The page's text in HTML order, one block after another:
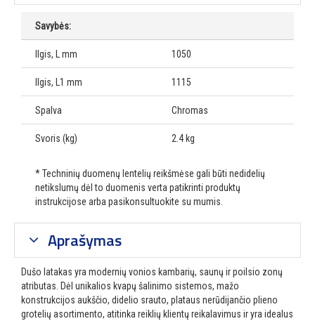
Savybės:
Ilgis, L mm 1050
Ilgis, L1 mm 1115
Spalva Chromas
Svoris (kg) 2.4 kg
* Techninių duomenų lentelių reikšmėse gali būti nedidelių
netikslumų dėl to duomenis verta patikrinti produktų
instrukcijose arba pasikonsultuokite su mumis.
Aprašymas
Dušo latakas yra modernių vonios kambarių, saunų ir poilsio zonų
atributas. Dėl unikalios kvapų šalinimo sistemos, mažo
konstrukcijos aukščio, didelio srauto, plataus nerūdijančio plieno
grotelių asortimento, atitinka reiklių klientų reikalavimus ir yra idealus